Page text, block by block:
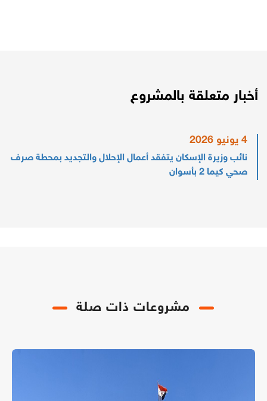
أخبار متعلقة بالمشروع
4 يونيو 2026
نائب وزيرة الإسكان يتفقد أعمال الإحلال والتجديد بمحطة صرف
صحي كيما 2 بأسوان
مشروعات ذات صلة